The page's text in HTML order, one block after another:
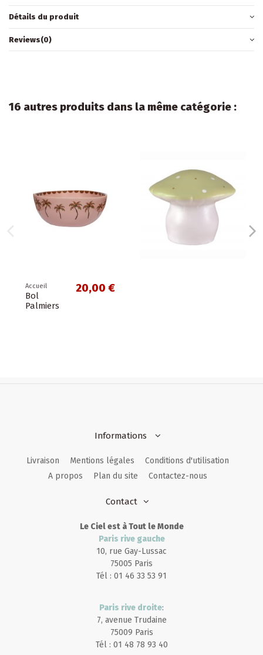
Détails du produit
Reviews(0)
16 autres produits dans la même catégorie :
20,00 €
Informations
Livraison Mentions légales
Conditions d'utilisation
A propos
Plan du site Contactez-nous
Contact
Le Ciel est à Tout le Monde
Paris rive gauche
10, rue Gay-Lussac
75005 Paris
Tél : 01 46 33 53 91
Paris rive droite:
7, avenue Trudaine
75009 Paris
Tél : 01 48 78 93 40